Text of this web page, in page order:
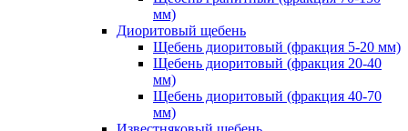
мм)
Диоритовый щебень
Щебень диоритовый (фракция 5-20 мм)
Щебень диоритовый (фракция 20-40
мм)
Щебень диоритовый (фракция 40-70
мм)